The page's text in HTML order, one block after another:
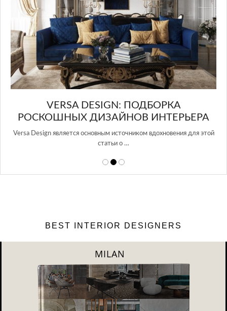
ПОДБОРКА
ИНТЕРЬЕРА
источником вдохновения для этой
BEST INTERIOR DESIGNERS
DUBAI